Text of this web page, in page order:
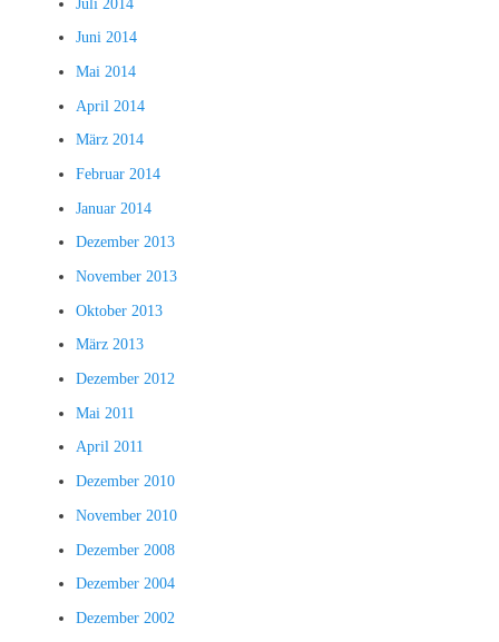
Juli 2014
Juni 2014
Mai 2014
April 2014
März 2014
Februar 2014
Januar 2014
Dezember 2013
November 2013
Oktober 2013
März 2013
Dezember 2012
Mai 2011
April 2011
Dezember 2010
November 2010
Dezember 2008
Dezember 2004
Dezember 2002